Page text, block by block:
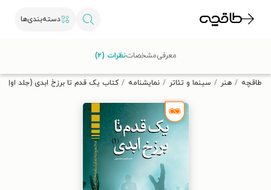
دسته‌بندی‌ها
تخفیف از طاقچه دریافت کن.
طاقچه هنر سینما و تئاتر نمایشنامه کتاب یک قدم تا برزخ ابدی (جلد اول)
معرفیمشخصاتنظرات (۲)